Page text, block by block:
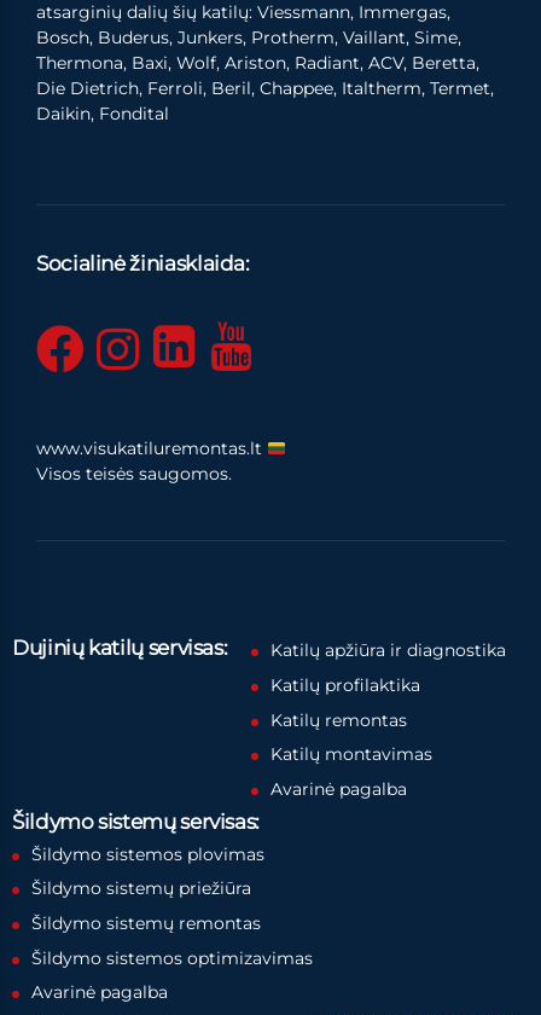
atsarginių dalių šių katilų: Viessmann, Immergas,
Bosch, Buderus, Junkers, Protherm, Vaillant, Sime,
Thermona, Baxi, Wolf, Ariston, Radiant, ACV, Beretta,
Die Dietrich, Ferroli, Beril, Chappee, Italtherm, Termet,
Daikin, Fondital
Socialinė žiniasklaida:
www.visukatiluremontas.lt
Visos teisės saugomos.
Dujinių katilų servisas:
Katilų apžiūra ir diagnostika
Katilų profilaktika
Katilų remontas
Katilų montavimas
Avarinė pagalba
Šildymo sistemų servisas:
Šildymo sistemos plovimas
Šildymo sistemų priežiūra
Šildymo sistemų remontas
Šildymo sistemos optimizavimas
Avarinė pagalba